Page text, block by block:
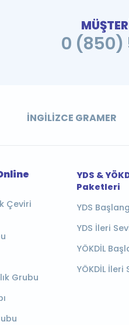
0 (850)
İNGILIZCE GRAMER
Çeviri
Grubu
YDS &
Paketleri
YDS
YDS İleri
YÖKDİL
YÖKDİL İleri